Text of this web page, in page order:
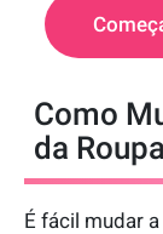
Como
da
É fácil mudar